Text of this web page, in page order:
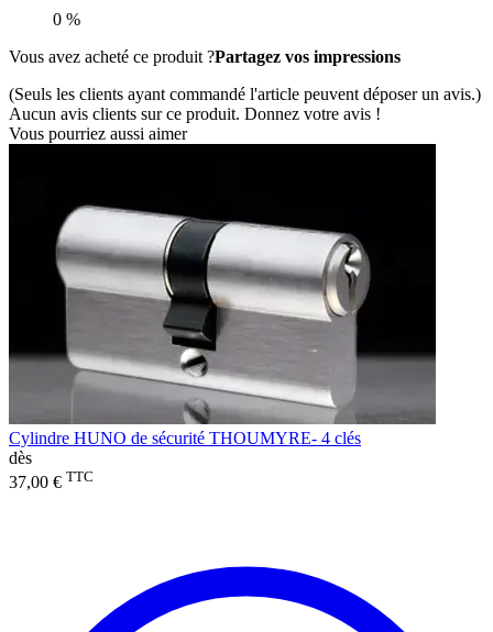
0 %
Vous avez acheté ce produit ?Partagez vos impressions
(Seuls les clients ayant commandé l'article peuvent déposer un avis.)
Aucun avis clients sur ce produit. Donnez votre avis !
Vous pourriez aussi aimer
Cylindre HUNO de sécurité THOUMYRE- 4 clés
dès
37,00 € TTC